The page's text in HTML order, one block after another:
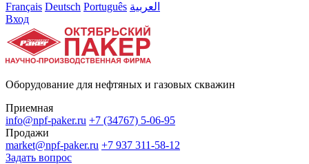
Français Deutsch Português العربية
Вход
Оборудование для нефтяных и газовых скважин
Приемная
info@npf-paker.ru +7 (34767) 5-06-95
Продажи
market@npf-paker.ru +7 937 311-58-12
Задать вопрос